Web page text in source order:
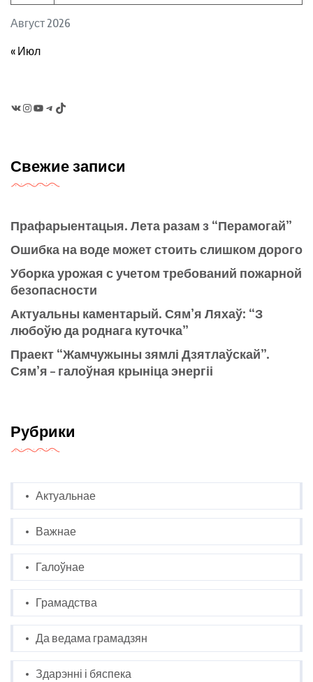
Август 2026
« Июл
Instagram
YouTubeTelegram
TikTok
Свежие записи
Прафарыентацыя. Лета разам з “Перамогай”
Ошибка на воде может стоить слишком дорого
Уборка урожая с учетом требований пожарной
безопасности
Актуальны каментарый. Сям’я Ляхаў: “З
любоўю да роднага куточка”
Праект “Жамчужыны зямлі Дзятлаўскай”.
Сям’я – галоўная крыніца энергіі
Рубрики
Актуальнае
Важнае
Галоўнае
Грамадства
Да ведама грамадзян
Здарэнні і бяспека